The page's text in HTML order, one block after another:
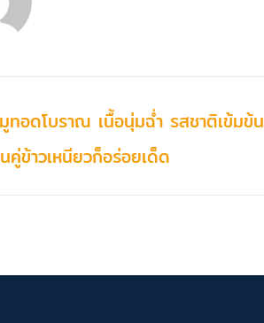
ทอดโบราณ เนื้อนุ่มฉ่ำ รสชาติเข้มข้น
คู่ข้าวเหนียวก็อร่อยเด็ด